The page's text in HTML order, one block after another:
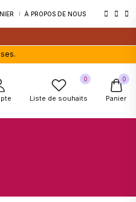
À PROPOS DE NOUS
0
Liste de souhaits
0
Panier